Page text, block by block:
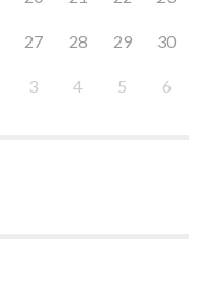
27 28 29 30
3 4 5 6